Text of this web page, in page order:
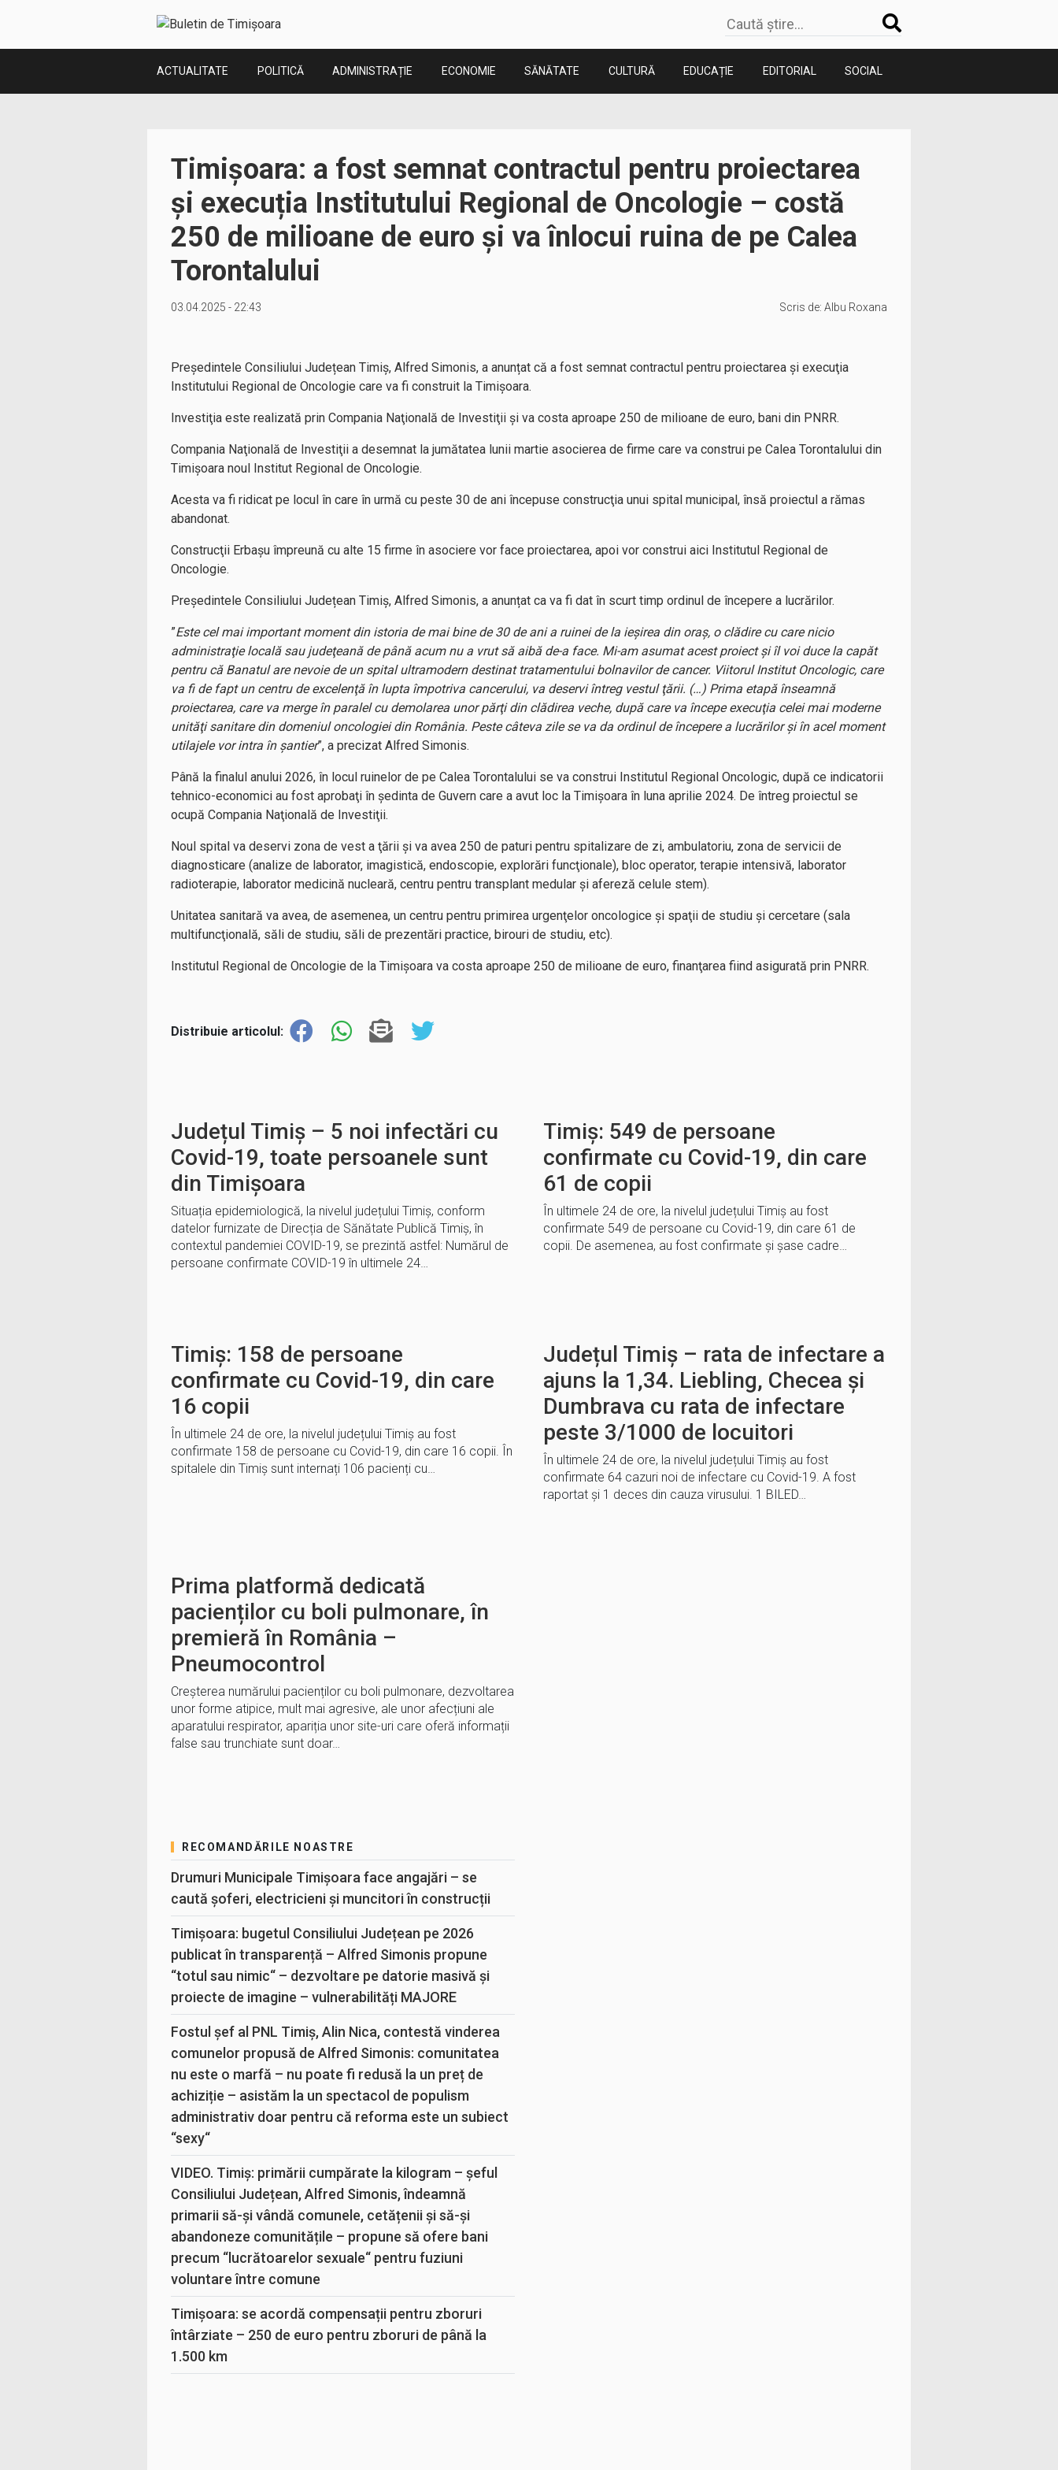
ACTUALITATE POLITICĂ ADMINISTRAȚIE ECONOMIE SĂNĂTATE CULTURĂ EDUCAȚIE EDITORIAL SOCIAL
Timișoara: a fost semnat contractul pentru proiectarea
şi execuția Institutului Regional de Oncologie – costă
250 de milioane de euro și va înlocui ruina de pe Calea
Torontalului
03.04.2025 - 22:43 Scris de: Albu Roxana
Președintele Consiliului Județean Timiș, Alfred Simonis, a anunțat că a fost semnat contractul pentru proiectarea şi execuţia
Institutului Regional de Oncologie care va fi construit la Timişoara.
Investiţia este realizată prin Compania Naţională de Investiţii şi va costa aproape 250 de milioane de euro, bani din PNRR.
Compania Naţională de Investiţii a desemnat la jumătatea lunii martie asocierea de firme care va construi pe Calea Torontalului din
Timişoara noul Institut Regional de Oncologie.
Acesta va fi ridicat pe locul în care în urmă cu peste 30 de ani începuse construcţia unui spital municipal, însă proiectul a rămas
abandonat.
Construcţii Erbaşu împreună cu alte 15 firme în asociere vor face proiectarea, apoi vor construi aici Institutul Regional de
Oncologie.
Președintele Consiliului Județean Timiș, Alfred Simonis, a anunțat ca va fi dat în scurt timp ordinul de începere a lucrărilor.
”Este cel mai important moment din istoria de mai bine de 30 de ani a ruinei de la ieşirea din oraş, o clădire cu care nicio
administraţie locală sau judeţeană de până acum nu a vrut să aibă de-a face. Mi-am asumat acest proiect şi îl voi duce la capăt
pentru că Banatul are nevoie de un spital ultramodern destinat tratamentului bolnavilor de cancer. Viitorul Institut Oncologic, care
va fi de fapt un centru de excelenţă în lupta împotriva cancerului, va deservi întreg vestul ţării. (…) Prima etapă înseamnă
proiectarea, care va merge în paralel cu demolarea unor părţi din clădirea veche, după care va începe execuţia celei mai moderne
unităţi sanitare din domeniul oncologiei din România. Peste câteva zile se va da ordinul de începere a lucrărilor şi în acel moment
utilajele vor intra în şantier”, a precizat Alfred Simonis.
Până la finalul anului 2026, în locul ruinelor de pe Calea Torontalului se va construi Institutul Regional Oncologic, după ce indicatorii
tehnico-economici au fost aprobaţi în şedinta de Guvern care a avut loc la Timişoara în luna aprilie 2024. De întreg proiectul se
ocupă Compania Naţională de Investiţii.
Noul spital va deservi zona de vest a ţării şi va avea 250 de paturi pentru spitalizare de zi, ambulatoriu, zona de servicii de
diagnosticare (analize de laborator, imagistică, endoscopie, explorări funcţionale), bloc operator, terapie intensivă, laborator
radioterapie, laborator medicină nucleară, centru pentru transplant medular şi afereză celule stem).
Unitatea sanitară va avea, de asemenea, un centru pentru primirea urgenţelor oncologice şi spaţii de studiu şi cercetare (sala
multifuncţională, săli de studiu, săli de prezentări practice, birouri de studiu, etc).
Institutul Regional de Oncologie de la Timişoara va costa aproape 250 de milioane de euro, finanţarea fiind asigurată prin PNRR.
Distribuie articolul:
Județul Timiș – 5 noi infectări cu
Covid-19, toate persoanele sunt
din Timișoara
Situația epidemiologică, la nivelul județului Timiș, conform
datelor furnizate de Direcția de Sănătate Publică Timiș, în
contextul pandemiei COVID-19, se prezintă astfel: Numărul de
persoane confirmate COVID-19 în ultimele 24…
Timiș: 549 de persoane
confirmate cu Covid-19, din care
61 de copii
În ultimele 24 de ore, la nivelul județului Timiș au fost
confirmate 549 de persoane cu Covid-19, din care 61 de
copii. De asemenea, au fost confirmate și șase cadre…
Timiș: 158 de persoane
confirmate cu Covid-19, din care
16 copii
În ultimele 24 de ore, la nivelul județului Timiș au fost
confirmate 158 de persoane cu Covid-19, din care 16 copii. În
spitalele din Timiș sunt internați 106 pacienți cu…
Județul Timiș – rata de infectare a
ajuns la 1,34. Liebling, Checea și
Dumbrava cu rata de infectare
peste 3/1000 de locuitori
În ultimele 24 de ore, la nivelul județului Timiș au fost
confirmate 64 cazuri noi de infectare cu Covid-19. A fost
raportat și 1 deces din cauza virusului. 1 BILED…
Prima platformă dedicată
pacienților cu boli pulmonare, în
premieră în România –
Pneumocontrol
Creșterea numărului pacienților cu boli pulmonare, dezvoltarea
unor forme atipice, mult mai agresive, ale unor afecțiuni ale
aparatului respirator, apariția unor site-uri care oferă informații
false sau trunchiate sunt doar…
RECOMANDĂRILE NOASTRE
Drumuri Municipale Timișoara face angajări – se
caută șoferi, electricieni și muncitori în construcții
Timișoara: bugetul Consiliului Județean pe 2026
publicat în transparență – Alfred Simonis propune
“totul sau nimic“ – dezvoltare pe datorie masivă și
proiecte de imagine – vulnerabilități MAJORE
Fostul șef al PNL Timiș, Alin Nica, contestă vinderea
comunelor propusă de Alfred Simonis: comunitatea
nu este o marfă – nu poate fi redusă la un preț de
achiziție – asistăm la un spectacol de populism
administrativ doar pentru că reforma este un subiect
“sexy“
VIDEO. Timiș: primării cumpărate la kilogram – șeful
Consiliului Județean, Alfred Simonis, îndeamnă
primarii să-și vândă comunele, cetățenii și să-și
abandoneze comunitățile – propune să ofere bani
precum “lucrătoarelor sexuale“ pentru fuziuni
voluntare între comune
Timișoara: se acordă compensații pentru zboruri
întârziate – 250 de euro pentru zboruri de până la
1.500 km